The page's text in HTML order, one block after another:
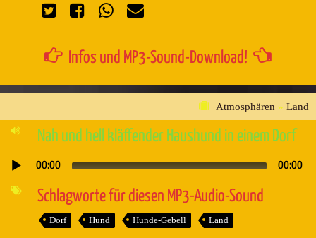
Infos und MP3-Sound-Download!
Atmosphären » Land
Nah und hell kläffender Haushund in einem Dorf
Audio-
00:00 00:00
Schlagworte für diesen MP3-Audio-Sound
Dorf Hund Hunde-Gebell Land